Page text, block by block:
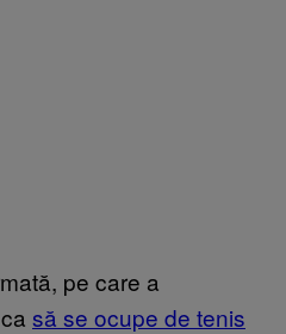
pe care a
să se ocupe de tenis